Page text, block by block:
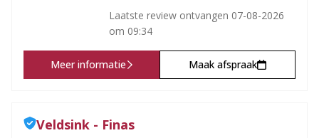
Laatste review ontvangen 07-08-2026
om 09:34
Meer informatie Maak afspraak
Veldsink - Finas